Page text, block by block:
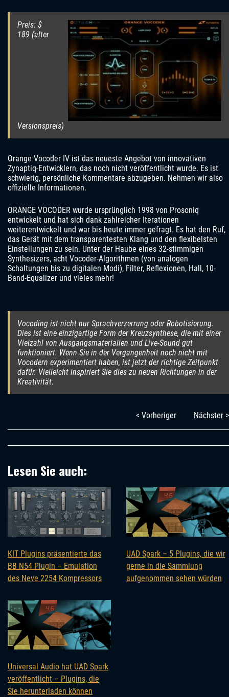
Preis: $
189 (alter
Versionspreis)
Orange Vocoder IV ist das neueste Angebot von innovativen
Zynaptiq-Entwicklern, das noch nicht veröffentlicht wurde. Es ist
schwierig, persönliche Kommentare abzugeben. Nehmen wir also
offizielle Informationen.
ORANGE VOCODER wurde ursprünglich 1998 von Prosoniq
entwickelt und hat sich dank zahlreicher Iterationen
weiterentwickelt und war bis heute immer gefragt. Es hat den Ruf,
das Gerät mit dem transparentesten Klang und den flexibelsten
Einstellungen zu sein. Unter der Haube eines 32-stimmigen
Synthesizers, acht Vocoder-Algorithmen (von analogen
Schaltungen bis zu digitalen Modi), Filter, Reflexionen, Hall, 10-
Band-Equalizer und vieles mehr!
Vocoding ist nicht nur Sprachverzerrung oder Robotisierung.
Dies ist eine einzigartige Form der Kreuzsynthese, die mit einer
Vielzahl von Ausgangsmaterialien und Live-Sound gut
funktioniert. Wenn Sie in der Vergangenheit noch nicht mit
Vocodern experimentiert haben, ist jetzt der richtige Zeitpunkt
dafür. Vielleicht inspiriert Sie dies zu neuen Richtungen in der
Kreativität.
< Vorheriger Nächster >
Lesen Sie auch:
KIT Plugins präsentierte das
BB N54 Plugin – Emulation
des Neve 2254 Kompressors
UAD Spark – 5 Plugins, die wir
gerne in die Sammlung
aufgenommen sehen würden
Universal Audio hat UAD Spark
veröffentlicht – Plugins, die
Sie herunterladen können